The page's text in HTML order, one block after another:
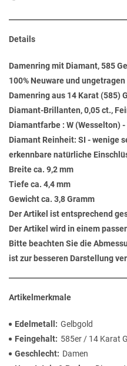
Details
Damenring mit Diamant, 585
100% Neuware und ungetragen
Damenring aus 14 Karat
Diamant-Brillanten, 0,05 ct.,
Diamantfarbe : W (Wesselton)
Diamant Reinheit: SI - wenige
erkennbare natürliche
Breite ca. 9,2 mm
Tiefe ca. 4,4 mm
Gewicht ca. 3,8 Gramm
Der Artikel ist entsprechend
Der Artikel wird in einem
Bitte beachten Sie die
ist zur besseren Darstellung
Artikelmerkmale
Edelmetall
Gelbgold
Feingehalt
585er / 14 Karat
Geschlecht
Damen